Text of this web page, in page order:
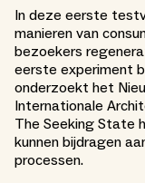
In deze eerste
manieren van
bezoekers
eerste experiment
onderzoekt het
Internationale
The Seeking State
kunnen bijdragen
processen.